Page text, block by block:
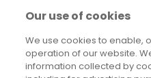
Our use of cookies
We use cookies to enable,
operation of our website.
information collected by